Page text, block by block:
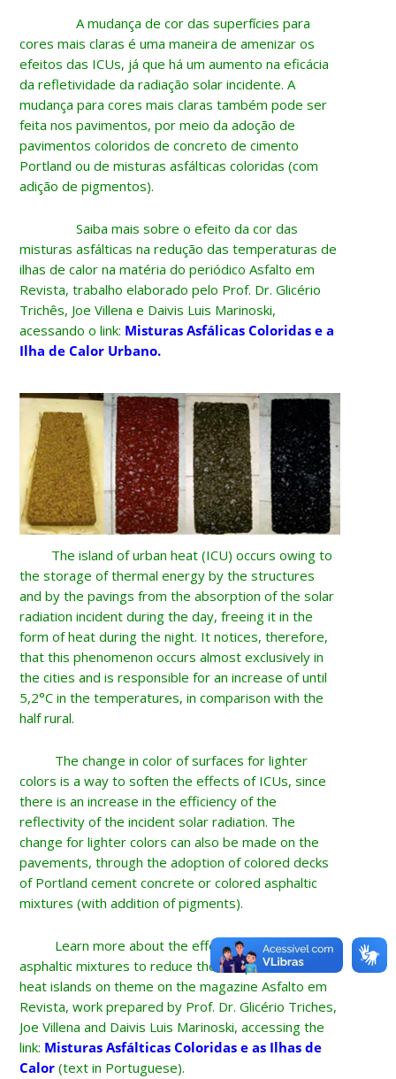
A mudança de cor das superfícies para
cores mais claras é uma maneira de amenizar os
efeitos das ICUs, já que há um aumento na eficácia
da refletividade da radiação solar incidente. A
mudança para cores mais claras também pode ser
feita nos pavimentos, por meio da adoção de
pavimentos coloridos de concreto de cimento
Portland ou de misturas asfálticas coloridas (com
adição de pigmentos).
Saiba mais sobre o efeito da cor das
misturas asfálticas na redução das temperaturas de
ilhas de calor na matéria do periódico Asfalto em
Revista, trabalho elaborado pelo Prof. Dr. Glicério
Trichês, Joe Villena e Daivis Luis Marinoski,
acessando o link: Misturas Asfálicas Coloridas e a
Ilha de Calor Urbano.
The island of urban heat (ICU) occurs owing to
the storage of thermal energy by the structures
and by the pavings from the absorption of the solar
radiation incident during the day, freeing it in the
form of heat during the night. It notices, therefore,
that this phenomenon occurs almost exclusively in
the cities and is responsible for an increase of until
5,2°C in the temperatures, in comparison with the
half rural.
The change in color of surfaces for lighter
colors is a way to soften the effects of ICUs, since
there is an increase in the efficiency of the
reflectivity of the incident solar radiation. The
change for lighter colors can also be made on the
pavements, through the adoption of colored decks
of Portland cement concrete or colored asphaltic
mixtures (with addition of pigments).
Learn more about the effect of colored
asphaltic mixtures to reduce the temperatures of
heat islands on theme on the magazine Asfalto em
Revista, work prepared by Prof. Dr. Glicério Triches,
Joe Villena and Daivis Luis Marinoski, accessing the
link: Misturas Asfálticas Coloridas e as Ilhas de
Calor (text in Portuguese).